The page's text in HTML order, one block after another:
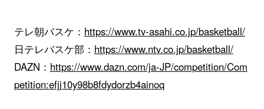
テレ朝バスケ： https://www.tv-asahi.co.jp/basketball/
日テレバスケ部： https://www.ntv.co.jp/basketball/
DAZN： https://www.dazn.com/ja-JP/competition/Com
petition:efjj10y98b8fdydorzb4ainoq